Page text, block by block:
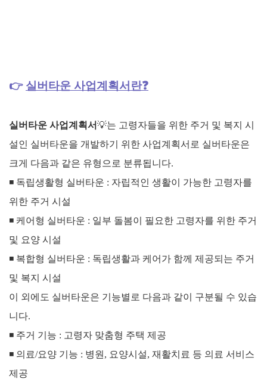
👉 실버타운 사업계획서란❓
실버타운 사업계획서💡는 고령자들을 위한 주거 및 복지 시
설인 실버타운을 개발하기 위한 사업계획서로 실버타운은
크게 다음과 같은 유형으로 분류됩니다.
◾ 독립생활형 실버타운 : 자립적인 생활이 가능한 고령자를
위한 주거 시설
◾ 케어형 실버타운 : 일부 돌봄이 필요한 고령자를 위한 주거
및 요양 시설
◾ 복합형 실버타운 : 독립생활과 케어가 함께 제공되는 주거
및 복지 시설
이 외에도 실버타운은 기능별로 다음과 같이 구분될 수 있습
니다.
◾ 주거 기능 : 고령자 맞춤형 주택 제공
◾ 의료/요양 기능 : 병원, 요양시설, 재활치료 등 의료 서비스
제공